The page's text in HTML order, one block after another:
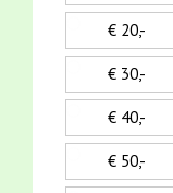
€ 20,-
€ 30,-
€ 40,-
€ 50,-